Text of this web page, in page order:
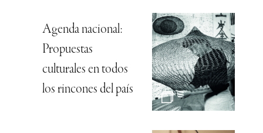
Agenda nacional:
Propuestas
culturales en todos
los rincones del país